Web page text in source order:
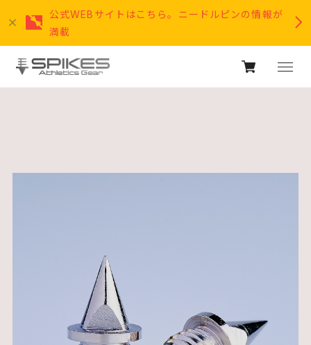
公式WEBサイトはこちら。ニードルピンの情報が
満載